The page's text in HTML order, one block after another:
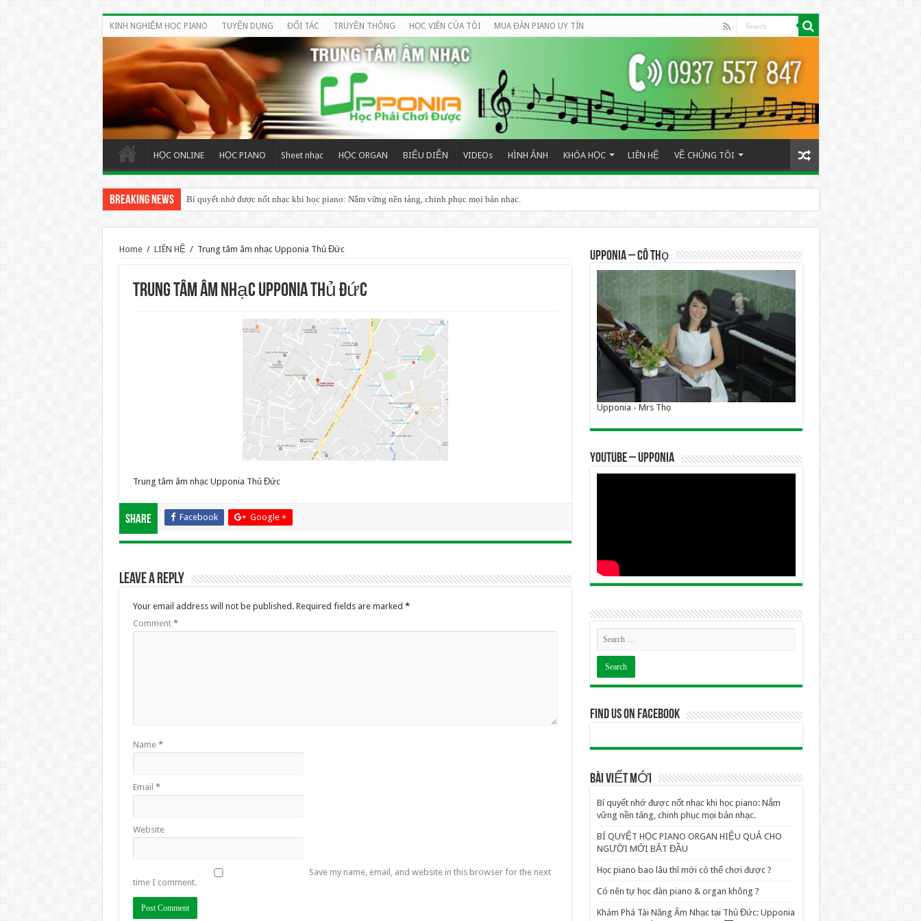
KINH NGHIỆM HỌC PIANO TUYỂN DỤNG ĐỐI TÁC TRUYỀN THÔNG HỌC VIÊN CỦA TÔI MUA ĐÀN PIANO UY TÍN
HỌC ONLINE HỌC PIANO Sheet nhạc HỌC ORGAN BIỂU DIỄN VIDEOs HÌNH ẢNH KHÓA HỌC LIÊN HỆ VỀ CHÚNG TÔI
Breaking News Bí quyết nhớ được nốt nhạc khi học piano: Nắm vững nền tảng, chinh phục mọi bản nhạc.
Home / LIÊN HỆ / Trung tâm âm nhạc Upponia Thủ Đức
Trung tâm âm nhạc Upponia Thủ Đức
Trung tâm âm nhạc Upponia Thủ Đức
Share Facebook Google +
Leave a Reply
Your email address will not be published. Required fields are marked *
Comment *
Name *
Email *
Website
Save my name, email, and website in this browser for the next
time I comment.
UPPONIA – Cô Thọ
Upponia - Mrs Thọ
YOUTUBE – UPPONIA
Find us on Facebook
BÀI VIẾT MỚI
Bí quyết nhớ được nốt nhạc khi học piano: Nắm
vững nền tảng, chinh phục mọi bản nhạc.
BÍ QUYẾT HỌC PIANO ORGAN HIỆU QUẢ CHO
NGƯỜI MỚI BẮT ĐẦU
Học piano bao lâu thì mới có thể chơi được ?
Có nên tự học đàn piano & organ không ?
Khám Phá Tài Năng Âm Nhạc tại Thủ Đức: Upponia